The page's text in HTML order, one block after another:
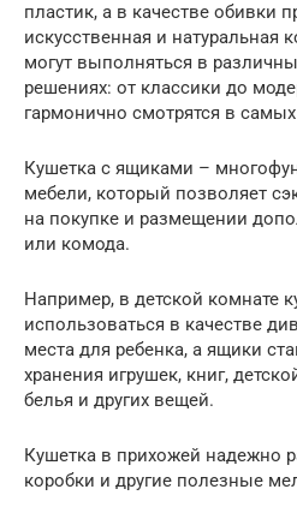
пластик, а в качестве обивки
искусственная и натуральная
могут выполняться в
решениях: от классики до
гармонично смотрятся в
Кушетка с ящиками –
мебели, который позволяет
на покупке и размещении
или комода.
Например, в детской комнате
использоваться в качестве
места для ребенка, а ящики
хранения игрушек, книг,
белья и других вещей.
Кушетка в прихожей надежно
коробки и другие полезные